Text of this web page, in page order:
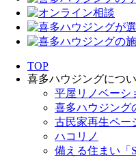
TOP
喜多ハウジングにつ
平屋リノベーシ
喜多ハウジング
古民家再生ペー
ハコリノ
備える住まい「